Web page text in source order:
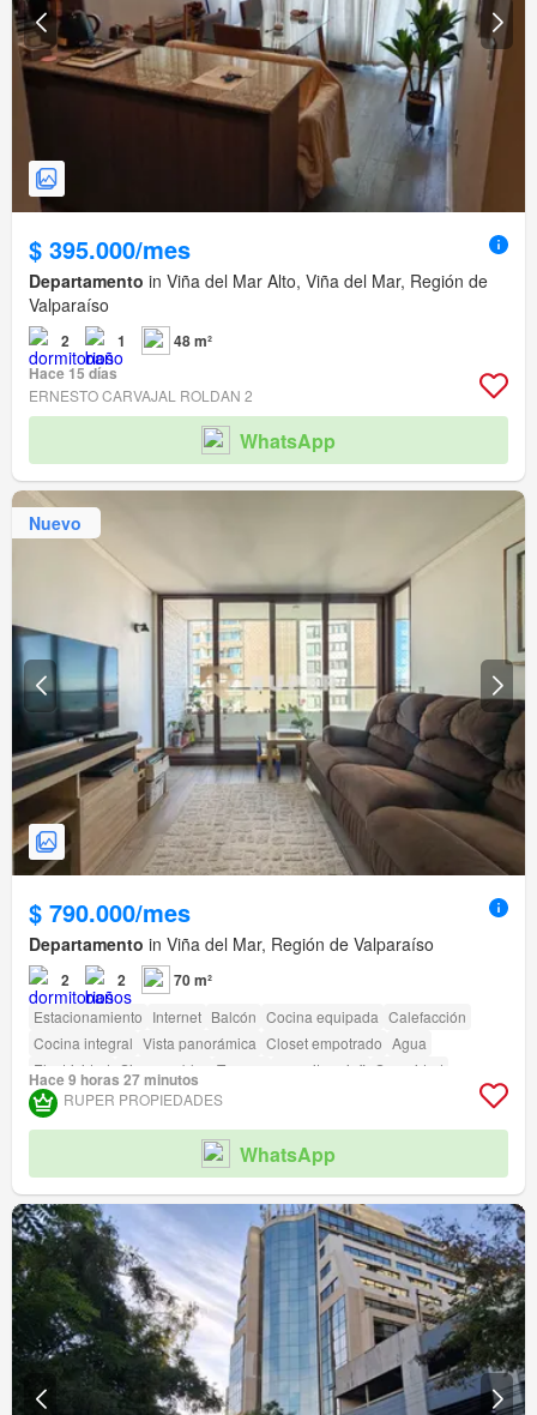
$ 395.000/mes
Departamento in Viña del Mar Alto, Viña del Mar, Región de
Valparaíso
2 1
48 m²
Hace 15 días
ERNESTO CARVAJAL ROLDAN 2
WhatsApp
Nuevo
$ 790.000/mes
Departamento in Viña del Mar, Región de Valparaíso
2 2 70 m²
Estacionamiento Internet Balcón Cocina equipada Calefacción
Cocina integral Vista panorámica Closet empotrado Agua
Electricidad Sin amueblar Terraza amenity_wi_fi Seguridad
Gimnasio Piscina Ascensor
Acceso para personas con discapacidad
Hace 9 horas 27 minutos
RUPER PROPIEDADES
WhatsApp